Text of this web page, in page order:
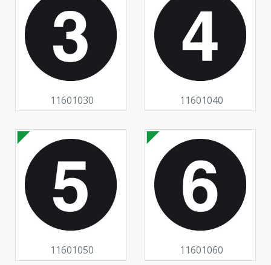
11601030 11601040
11601050 11601060